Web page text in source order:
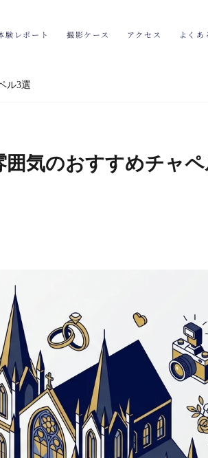
験レポート 撮影ケース アクセス よくあ
ル3選
囲気のおすすめチャペ